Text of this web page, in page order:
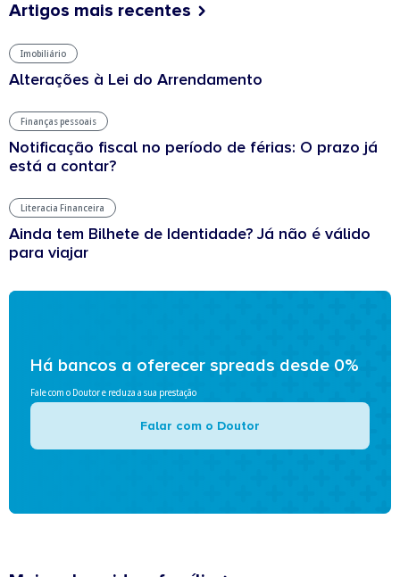
Artigos mais recentes
Imobiliário
Alterações à Lei do Arrendamento
Finanças pessoais
Notificação fiscal no período de férias: O prazo já
está a contar?
Literacia Financeira
Ainda tem Bilhete de Identidade? Já não é válido
para viajar
Há bancos a oferecer spreads desde 0%
Fale com o Doutor e reduza a sua prestação
Falar com o Doutor